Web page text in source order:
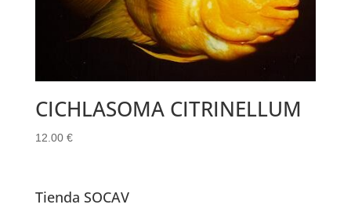
CICHLASOMA CITRINELLUM
12.00 €
Tienda SOCAV